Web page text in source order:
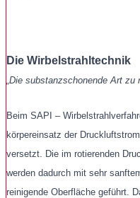
Die Wirbelstrahltechnik
„Die substanzschonende Art zu
Beim SAPI –
körpereinsatz der
versetzt. Die im rotierenden
werden dadurch mit sehr
reinigende Oberfläche geführt.